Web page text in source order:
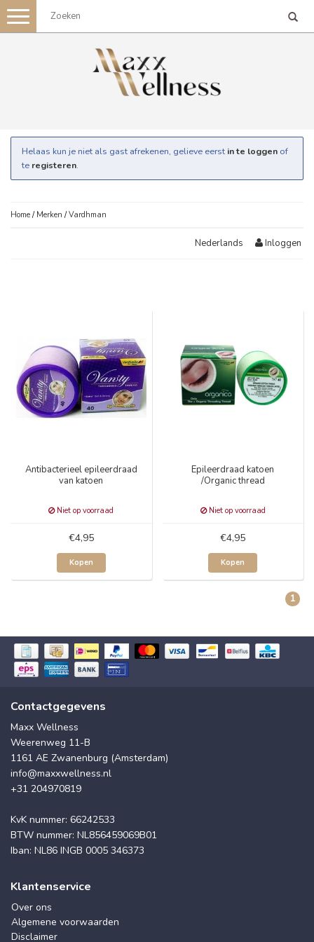
Toggle
navigation
Helaas kun je niet als gast afrekenen, gelieve eerst in te loggen of
te registeren.
Home / Merken /Vardhman
Nederlands Inloggen
Antibacterieel epileerdraad
van katoen
Niet op voorraad
€4,95
Kopen
Epileerdraad katoen
/Organic thread
Niet op voorraad
€4,95
Kopen
1
Contactgegevens
Maxx Wellness
Weerenweg 11-B
1161 AE Zwanenburg (Amsterdam)
info@maxxwellness.nl
+31 204970819
KvK nummer: 66242533
BTW nummer: NL856459069B01
Iban: NL86 INGB 0005 346373
Klantenservice
Over ons
Algemene voorwaarden
Disclaimer